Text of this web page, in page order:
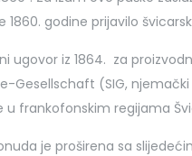
1860. godine prijavilo
ugovor iz 1864. za
Gesellschaft (SIG,
u frankofonskim regijama
je proširena sa